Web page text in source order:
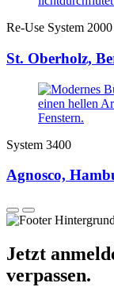
Re-Use System 2000
St. Oberholz,
System 3400
Agnosco,
Jetzt
verpassen.